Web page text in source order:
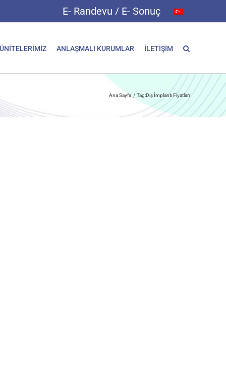
E- Randevu / E- Sonuç
ANLAŞMALI KURUMLAR İLETİŞİM
Ana Sayfa Tag:Diş İmplantı Fiyatları